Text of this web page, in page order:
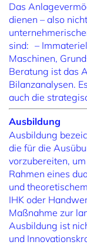
Das
dienen – also
sind: –
Maschinen,
Beratung ist das
Bilanzanalysen.
auch die
Ausbildung
Ausbildung
die für die
vorzubereiten,
Rahmen eines
und
IHK oder
Maßnahme zur
Ausbildung ist
und